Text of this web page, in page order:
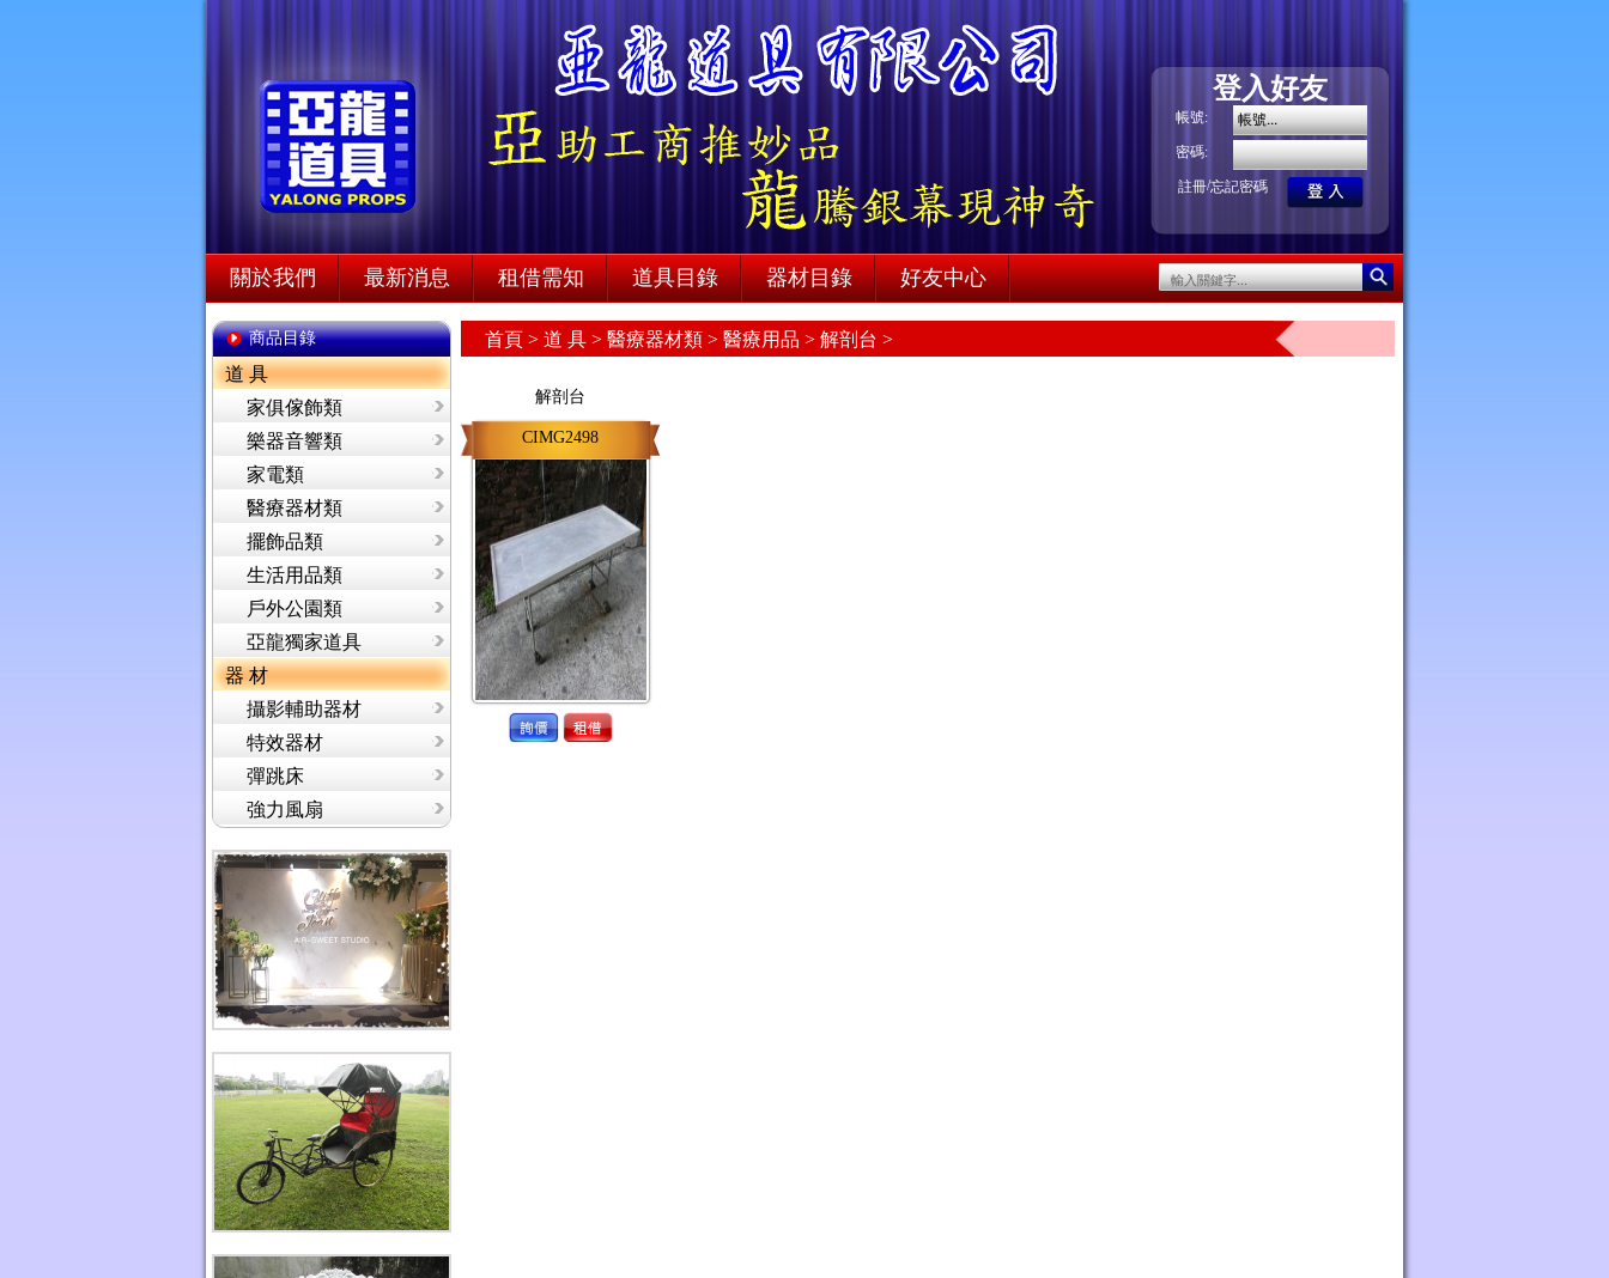
登入好友
帳號:
密碼:
註冊/忘記密碼
關於我們 最新消息 租借需知 道具目錄 器材目錄 好友中心
商品目錄
道 具
家俱傢飾類
樂器音響類
家電類
醫療器材類
擺飾品類
生活用品類
戶外公園類
亞龍獨家道具
器 材
攝影輔助器材
特效器材
彈跳床
強力風扇
首頁 > 道 具 > 醫療器材類 > 醫療用品 > 解剖台 >
解剖台
CIMG2498